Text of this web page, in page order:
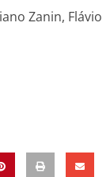
Zanin, Flávio